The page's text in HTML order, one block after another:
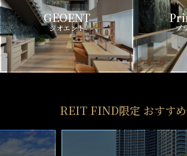
GEOENT
ジオエント プ
REIT FIND限定 おすす